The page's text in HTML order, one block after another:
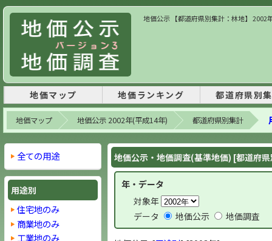
地価公示 【都道府県別集計：林地】 2002
地価マップ 地価ランキング 都道府県別
地価マップ 地価公示 2002年(平成14年) 都道府県別集計
地価公示・地価調査(基準地価) [都道府
年・データ
対象年
データ
地価公示 地価調査
全ての用途
用途別
住宅地のみ
商業地のみ
工業地のみ